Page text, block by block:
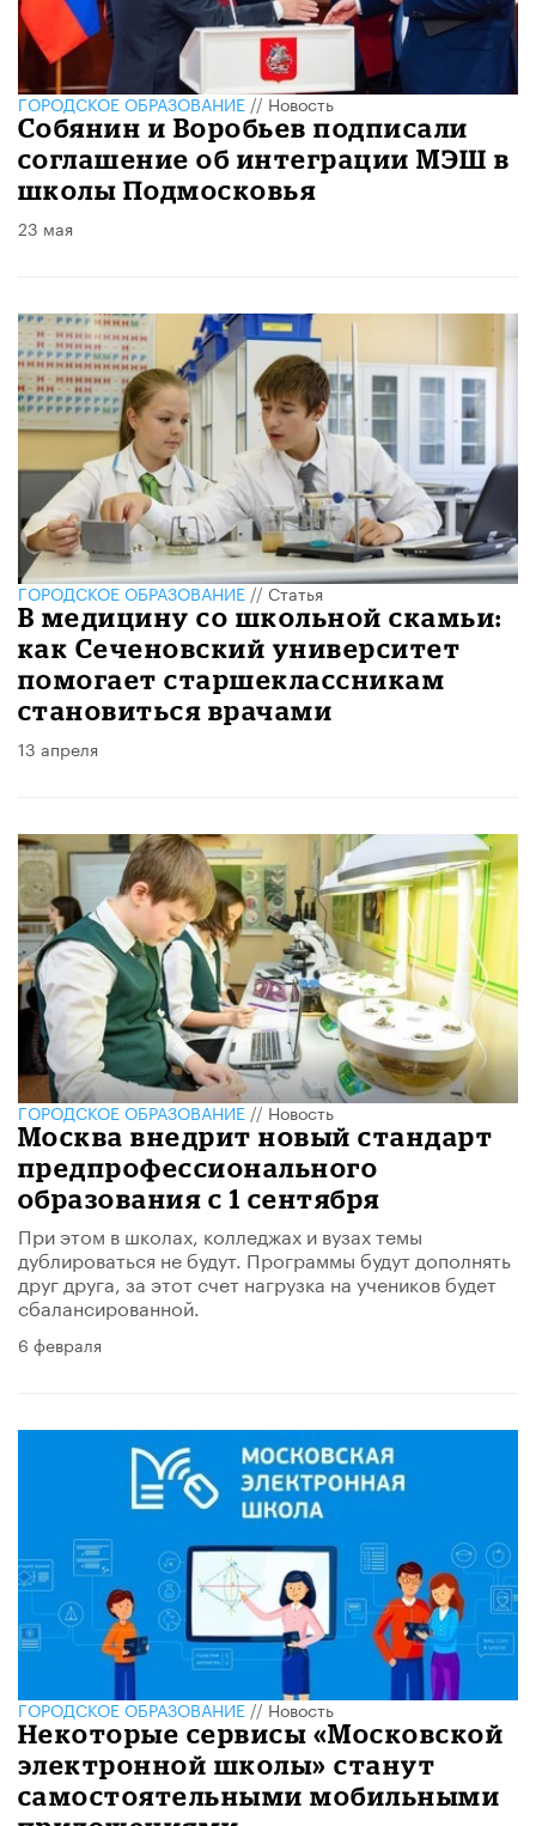
ГОРОДСКОЕ ОБРАЗОВАНИЕ//Новость
Собянин и Воробьев подписали
соглашение об интеграции МЭШ в
школы Подмосковья
23 мая
ГОРОДСКОЕ ОБРАЗОВАНИЕ//Статья
В медицину со школьной скамьи:
как Сеченовский университет
помогает старшеклассникам
становиться врачами
13 апреля
ГОРОДСКОЕ ОБРАЗОВАНИЕ//Новость
Москва внедрит новый стандарт
предпрофессионального
образования с 1 сентября
При этом в школах, колледжах и вузах темы
дублироваться не будут. Программы будут дополнять
друг друга, за этот счет нагрузка на учеников будет
сбалансированной.
6 февраля
ГОРОДСКОЕ ОБРАЗОВАНИЕ//Новость
Некоторые сервисы «Московской
электронной школы» станут
самостоятельными мобильными